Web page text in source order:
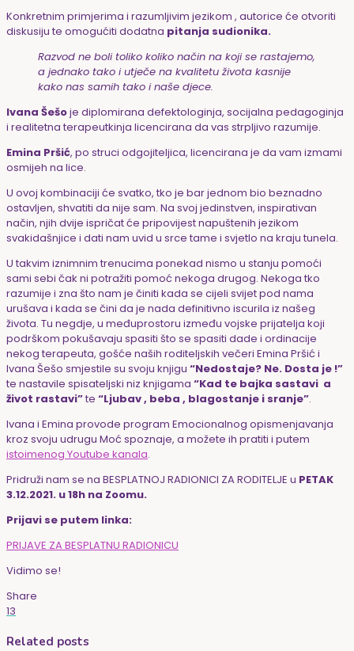
Konkretnim primjerima i razumljivim jezikom , autorice će otvoriti
diskusiju te omogućiti dodatna pitanja sudionika.
Razvod ne boli toliko koliko način na koji se rastajemo,
a jednako tako i utječe na kvalitetu života kasnije
kako nas samih tako i naše djece.
Ivana Šešoje diplomirana defektologinja, socijalna pedagoginja
i realitetna terapeutkinja licencirana da vas strpljivo razumije.
Emina Pršić, po struci odgojiteljica, licencirana je da vam izmami
osmijeh na lice.
U ovoj kombinaciji će svatko, tko je bar jednom bio beznadno
ostavljen, shvatiti da nije sam. Na svoj jedinstven, inspirativan
način, njih dvije ispričat će pripovijest napuštenih jezikom
svakidašnjice i dati nam uvid u srce tame i svjetlo na kraju tunela.
U takvim iznimnim trenucima ponekad nismo u stanju pomoći
sami sebi čak ni potražiti pomoć nekoga drugog. Nekoga tko
razumije i zna što nam je činiti kada se cijeli svijet pod nama
urušava i kada se čini da je nada definitivno iscurila iz našeg
života. Tu negdje, u međuprostoru između vojske prijatelja koji
podrškom pokušavaju spasiti što se spasiti dade i ordinacije
nekog terapeuta, gošće naših roditeljskih večeri Emina Pršić i
Ivana Šešo smjestile su svoju knjigu “Nedostaje? Ne. Dosta je !”
te nastavile spisateljski niz knjigama “Kad te bajka sastavi a
život rastavi”te “Ljubav , beba , blagostanje i sranje”.
Ivana i Emina provode program Emocionalnog opismenjavanja
kroz svoju udrugu Moć spoznaje, a možete ih pratiti i putem
istoimenog Youtube kanala.
Pridruži nam se na BESPLATNOJ RADIONICI ZA RODITELJE u PETAK
3.12.2021. u 18h na Zoomu.
Prijavi se putem linka:
PRIJAVE ZA BESPLATNU RADIONICU
Vidimo se!
Share
13
Related posts